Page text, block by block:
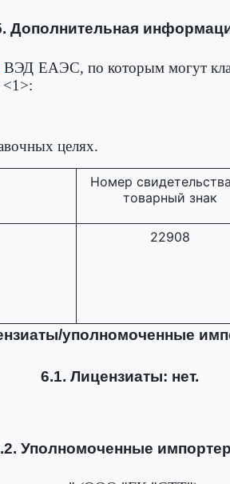
Дополнительная
ВЭД ЕАЭС, по которым могут
<1>:
целях.
Номер
товарный знак
22908
уполномоченные
6.1. Лицензиаты: нет.
Уполномоченные